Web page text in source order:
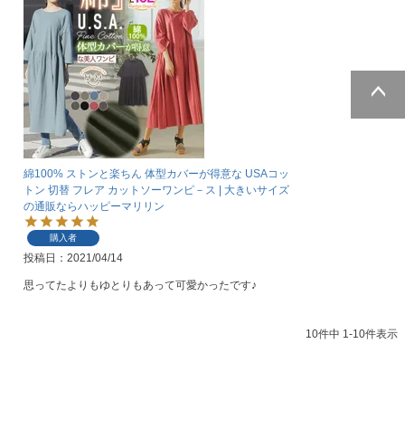
綿100% ストンと楽ちん 体型カバーが得意な USAコッ
トン 切替 フレア カットソーワンピ－ス | 大きいサイズ
の通販ならハッピーマリリン
購入者
投稿日 2021/04/14
思ってたよりもゆとりもあって可愛かったです♪
10件中 1-10件表示
ページトッ